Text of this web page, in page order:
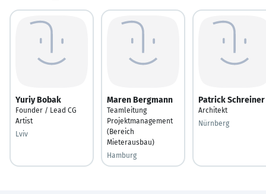
Yuriy Bobak
Founder / Lead CG
Artist
Lviv
Maren Bergmann
Teamleitung
Projektmanagement
(Bereich
Mieterausbau)
Hamburg
Patrick Schreiner
Architekt
Nürnberg